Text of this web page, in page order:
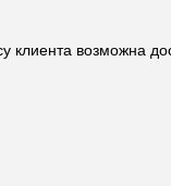
клиента возможна